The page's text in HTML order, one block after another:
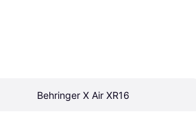
Behringer X Air XR16